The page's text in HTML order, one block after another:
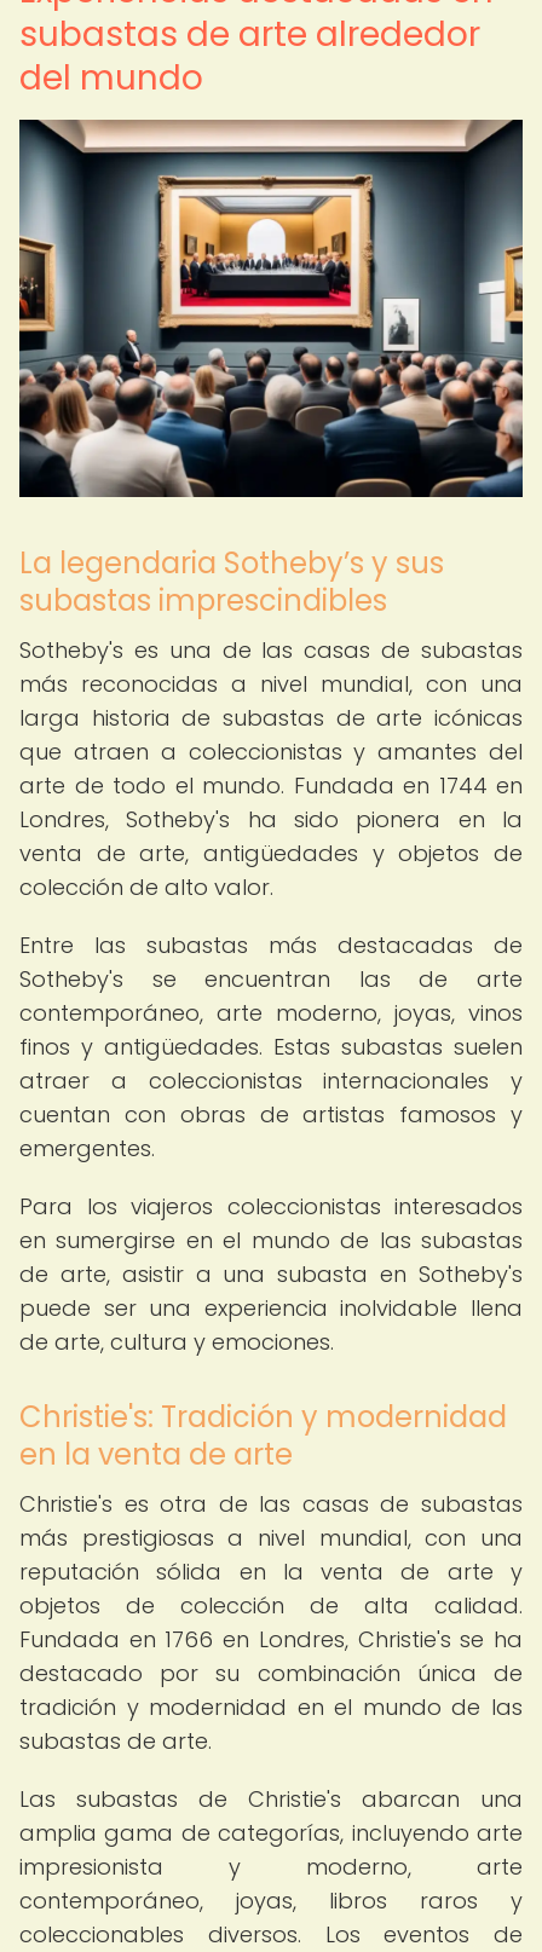
subastas de arte alrededor
del mundo
La legendaria Sotheby’s y sus
subastas imprescindibles
Sotheby's es una de las casas de subastas
más reconocidas a nivel mundial, con una
larga historia de subastas de arte icónicas
que atraen a coleccionistas y amantes del
arte de todo el mundo. Fundada en 1744 en
Londres, Sotheby's ha sido pionera en la
venta de arte, antigüedades y objetos de
colección de alto valor.
Entre las subastas más destacadas de
Sotheby's se encuentran las de arte
contemporáneo, arte moderno, joyas, vinos
finos y antigüedades. Estas subastas suelen
atraer a coleccionistas internacionales y
cuentan con obras de artistas famosos y
emergentes.
Para los viajeros coleccionistas interesados
en sumergirse en el mundo de las subastas
de arte, asistir a una subasta en Sotheby's
puede ser una experiencia inolvidable llena
de arte, cultura y emociones.
Christie's: Tradición y modernidad
en la venta de arte
Christie's es otra de las casas de subastas
más prestigiosas a nivel mundial, con una
reputación sólida en la venta de arte y
objetos de colección de alta calidad.
Fundada en 1766 en Londres, Christie's se ha
destacado por su combinación única de
tradición y modernidad en el mundo de las
subastas de arte.
Las subastas de Christie's abarcan una
amplia gama de categorías, incluyendo arte
impresionista y moderno, arte
contemporáneo, joyas, libros raros y
coleccionables diversos. Los eventos de